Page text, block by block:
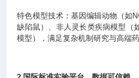
特色模型技术：基因编辑动物（如
缺陷鼠）、非人灵长类疾病模型（
模型），满足复杂机制研究与高端药